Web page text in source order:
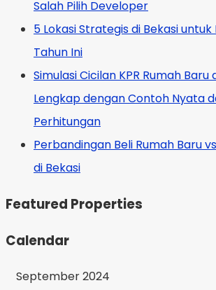
Salah Pilih Developer
5 Lokasi Strategis di Bekasi untuk
Tahun Ini
Simulasi Cicilan KPR Rumah Baru
Lengkap dengan Contoh Nyata
Perhitungan
Perbandingan Beli Rumah Baru
di Bekasi
Featured Properties
Calendar
September 2024